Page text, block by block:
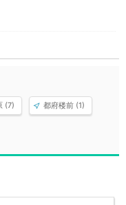
(7) 都府楼前 (1)